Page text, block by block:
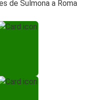
de Sulmona a Roma